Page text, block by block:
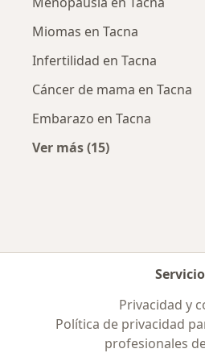
Miomas en Tacna
Infertilidad en Tacna
Cáncer de mama en Tacna
Embarazo en Tacna
Ver más (15)
Servicio
Privacidad y
Política de privacidad
profesionales